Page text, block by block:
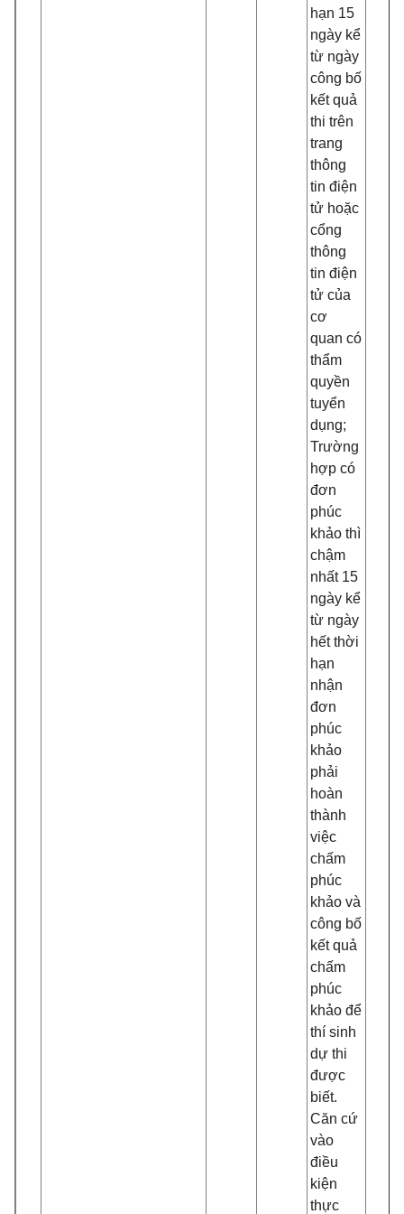
hạn 15
ngày kể
từ ngày
công bố
kết quả
thi trên
trang
thông
tin điện
tử hoặc
cổng
thông
tin điện
tử của
cơ
quan có
thẩm
quyền
tuyển
dụng;
Trường
hợp có
đơn
phúc
khảo thì
chậm
nhất 15
ngày kể
từ ngày
hết thời
hạn
nhận
đơn
phúc
khảo
phải
hoàn
thành
việc
chấm
phúc
khảo và
công bố
kết quả
chấm
phúc
khảo để
thí sinh
dự thi
được
biết.
Căn cứ
vào
điều
kiện
thực